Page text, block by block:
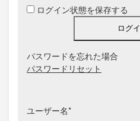
Alternative:
ログイン状態を保存する
パスワードを忘れた場合
パスワードリセット
ユーザー名*